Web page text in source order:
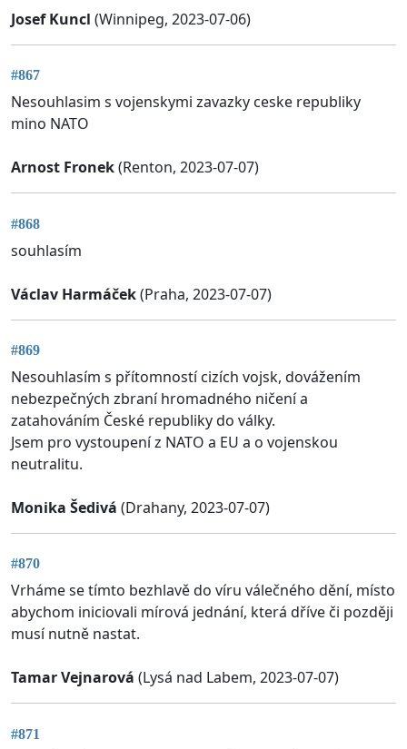
Josef Kuncl (Winnipeg, 2023-07-06)
#867
Nesouhlasim s vojenskymi zavazky ceske republiky
mino NATO
Arnost Fronek(Renton, 2023-07-07)
#868
souhlasím
Václav Harmáček(Praha, 2023-07-07)
#869
Nesouhlasím s přítomností cizích vojsk, dovážením
nebezpečných zbraní hromadného ničení a
zatahováním České republiky do války.
Jsem pro vystoupení z NATO a EU a o vojenskou
neutralitu.
Monika Šedivá (Drahany, 2023-07-07)
#870
Vrháme se tímto bezhlavě do víru válečného dění, místo
abychom iniciovali mírová jednání, která dříve či později
musí nutně nastat.
Tamar Vejnarová (Lysá nad Labem, 2023-07-07)
#871